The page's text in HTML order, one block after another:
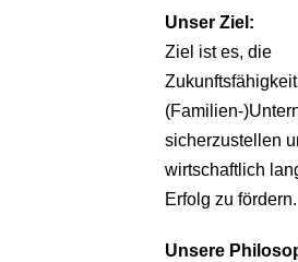
Unser Ziel:
Ziel ist es, die
(Familien-
sicherzustellen
wirtschaftlich
Erfolg zu fördern.
Unsere